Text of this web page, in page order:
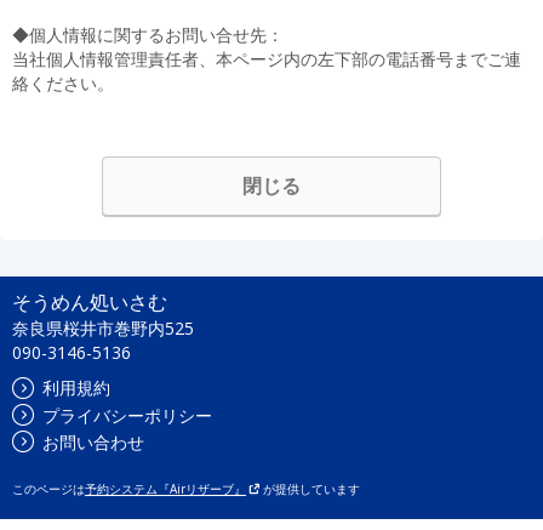
◆個人情報に関するお問い合せ先：
当社個人情報管理責任者、本ページ内の左下部の電話番号までご連
絡ください。
閉じる
そうめん処いさむ
奈良県桜井市巻野内525
090-3146-5136
利用規約
プライバシーポリシー
お問い合わせ
このページは予約システム『Airリザーブ』 が提供しています